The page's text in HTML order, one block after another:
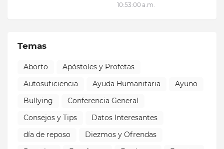
10:53:00 a.m.
Temas
Aborto
Apóstoles y Profetas
Autosuficiencia
Ayuda Humanitaria
Ayuno
Bullying
Conferencia General
Consejos y Tips
Datos Interesantes
día de reposo
Diezmos y Ofrendas